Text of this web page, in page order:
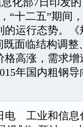
“十二五”期间
的运行态势。
既面临结构调
格高涨，需求
年国内粗钢
电 工业和信息